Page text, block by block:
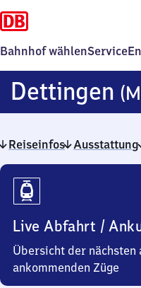
Bahnhof wählenService
Dettingen
Reiseinfos Ausstattung
Reiseinfos
Live Abfahrt /
Übersicht der nächsten
ankommenden Züge